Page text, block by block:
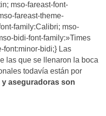
mso-fareast-font-
fareast-theme-
family:Calibri; mso-
bidi-font-family:»Times
font:minor-bidi;} Las
las que se llenaron la boca
todavía están por
aseguradoras son